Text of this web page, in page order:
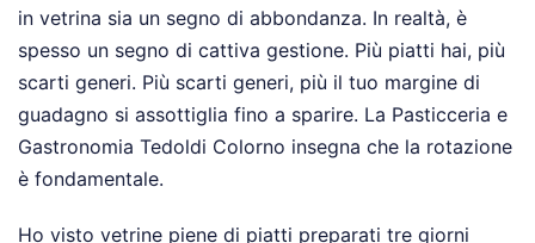
in vetrina sia un segno di abbondanza. In realtà, è
spesso un segno di cattiva gestione. Più piatti hai, più
scarti generi. Più scarti generi, più il tuo margine di
guadagno si assottiglia fino a sparire. La Pasticceria e
Gastronomia Tedoldi Colorno insegna che la rotazione
è fondamentale.
Ho visto vetrine piene di piatti preparati tre giorni